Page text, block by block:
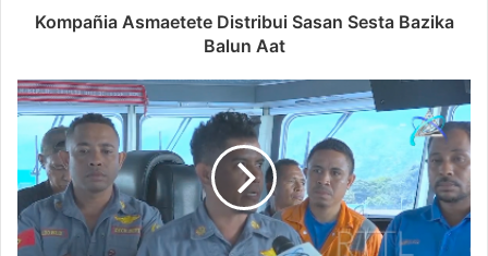
Kompañia Asmaetete Distribui Sasan Sesta Bazika
Balun Aat